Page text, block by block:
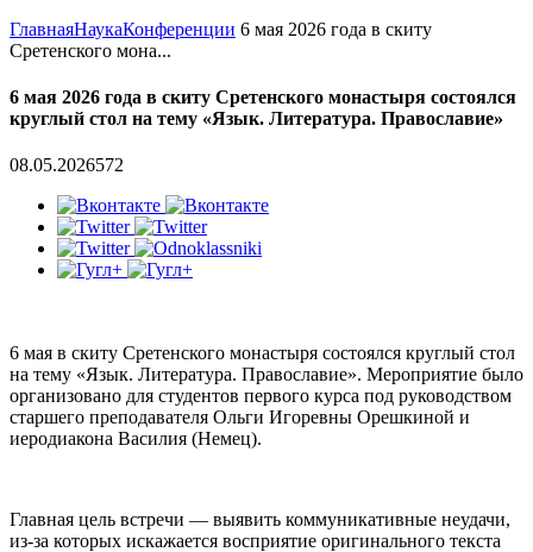
ГлавнаяНаукаКонференции 6 мая 2026 года в скиту
Сретенского мона...
6 мая 2026 года в скиту Сретенского монастыря состоялся
круглый стол на тему «Язык. Литература. Православие»
08.05.2026572
6 мая в скиту Сретенского монастыря состоялся круглый стол
на тему «Язык. Литература. Православие». Мероприятие было
организовано для студентов первого курса под руководством
старшего преподавателя Ольги Игоревны Орешкиной и
иеродиакона Василия (Немец).
Главная цель встречи — выявить коммуникативные неудачи,
из-за которых искажается восприятие оригинального текста